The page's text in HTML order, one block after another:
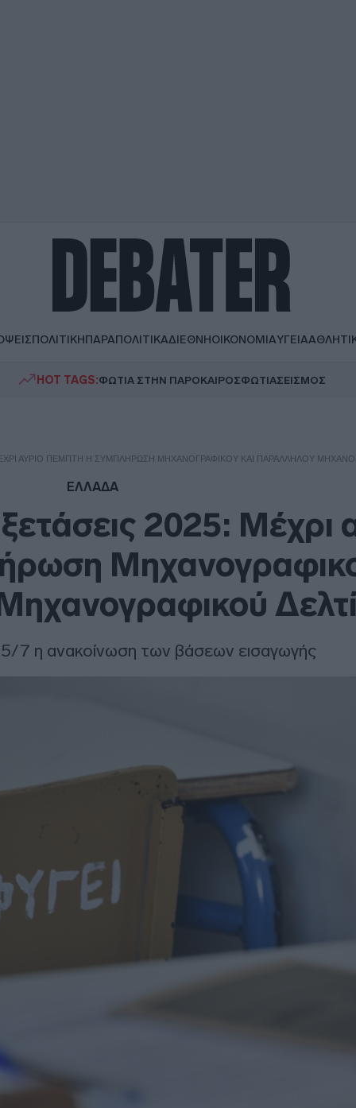
ΠΟΛΙΤΙΚΗΠΑΡΑΠΟΛΙΤΙΚΑΔΙΕΘΝΗΟΙΚΟΝΟΜΙΑΥΓΕΙΑ
HOT TAGS:ΦΩΤΙΑ ΣΤΗΝ ΠΑΡΟΚΑΙΡΟΣΦΩΤΙΑΣΕΙΣΜΟΣ
ΑΎΡΙΟ ΠΈΜΠΤΗ Η ΣΥΜΠΛΉΡΩΣΗ ΜΗΧΑΝΟΓΡΑΦΙΚΟΎ ΚΑΙ ΠΑΡΆΛΛΗΛΟΥ
ΕΛΛΑΔΑ
2025: Μέχρι
7 η ανακοίνωση των βάσεων εισαγωγής